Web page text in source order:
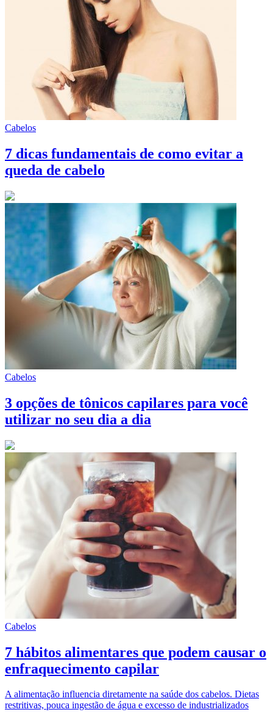
Cabelos
7 dicas fundamentais de como evitar a
queda de cabelo
Cabelos
3 opções de tônicos capilares para você
utilizar no seu dia a dia
Cabelos
7 hábitos alimentares que podem causar o
enfraquecimento capilar
A alimentação influencia diretamente na saúde dos cabelos. Dietas
restritivas, pouca ingestão de água e excesso de industrializados